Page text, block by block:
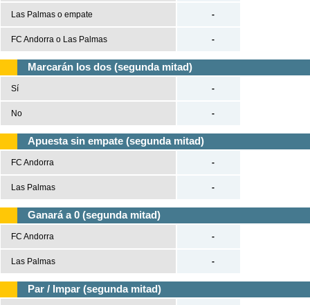
Las Palmas o empate
FC Andorra o Las Palmas
-
-
Marcarán los dos (segunda mitad)
Sí
No
-
-
Apuesta sin empate (segunda mitad)
FC Andorra
Las Palmas
-
-
Ganará a 0 (segunda mitad)
FC Andorra
Las Palmas
-
-
Par / Impar (segunda mitad)